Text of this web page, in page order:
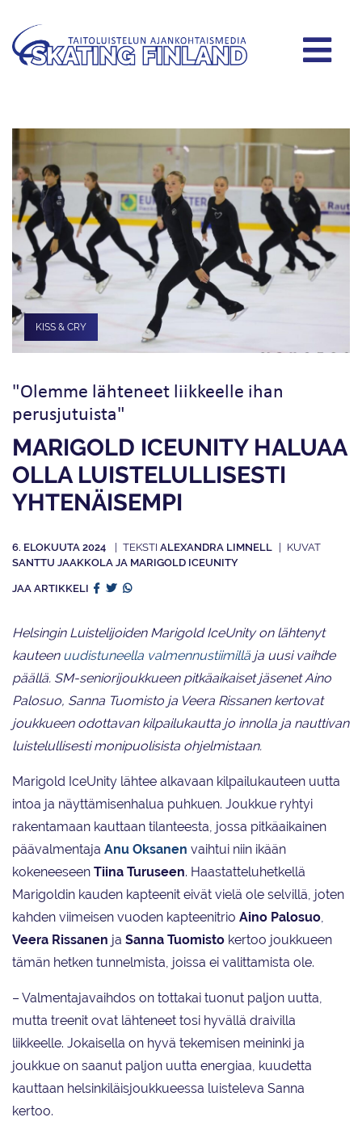
KISS & CRY
"Olemme lähteneet liikkeelle ihan
perusjutuista"
MARIGOLD ICEUNITY HALUAA
OLLA LUISTELULLISESTI
YHTENÄISEMPI
6. ELOKUUTA 2024
ALEXANDRA LIMNELL
SANTTU JAAKKOLA JA MARIGOLD ICEUNITY
JAA ARTIKKELI
Helsingin Luistelijoiden Marigold IceUnity on lähtenyt
kauteen uudistuneella valmennustiimillä ja uusi vaihde
päällä. SM-seniorijoukkueen pitkäaikaiset jäsenet Aino
Palosuo, Sanna Tuomisto ja Veera Rissanen kertovat
joukkueen odottavan kilpailukautta jo innolla ja nauttivan
luistelullisesti monipuolisista ohjelmistaan.
Marigold IceUnity lähtee alkavaan kilpailukauteen uutta
intoa ja näyttämisenhalua puhkuen. Joukkue ryhtyi
rakentamaan kauttaan tilanteesta, jossa pitkäaikainen
päävalmentaja Anu Oksanen vaihtui niin ikään
kokeneeseen Tiina Turuseen. Haastatteluhetkellä
Marigoldin kauden kapteenit eivät vielä ole selvillä, joten
kahden viimeisen vuoden kapteenitrio Aino Palosuo,
Veera Rissanen ja Sanna Tuomisto kertoo joukkueen
tämän hetken tunnelmista, joissa ei valittamista ole.
– Valmentajavaihdos on tottakai tuonut paljon uutta,
mutta treenit ovat lähteneet tosi hyvällä draivilla
liikkeelle. Jokaisella on hyvä tekemisen meininki ja
joukkue on saanut paljon uutta energiaa, kuudetta
kauttaan helsinkiläisjoukkueessa luisteleva Sanna
kertoo.